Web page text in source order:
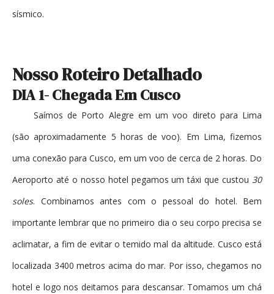
sísmico.
Nosso Roteiro Detalhado
DIA 1- Chegada Em Cusco
Saímos de Porto Alegre em um voo direto para Lima
(são aproximadamente 5 horas de voo). Em Lima, fizemos
uma conexão para Cusco, em um voo de cerca de 2 horas. Do
Aeroporto até o nosso hotel pegamos um táxi que custou 30
soles. Combinamos antes com o pessoal do hotel. Bem
importante lembrar que no primeiro dia o seu corpo precisa se
aclimatar, a fim de evitar o temido mal da altitude. Cusco está
localizada 3400 metros acima do mar. Por isso, chegamos no
hotel e logo nos deitamos para descansar. Tomamos um chá